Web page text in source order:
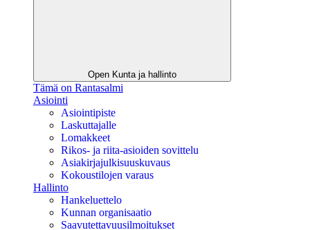
Open Kunta ja hallinto
Tämä on Rantasalmi
Asiointi
Asiointipiste
Laskuttajalle
Lomakkeet
Rikos- ja riita-asioiden sovittelu
Asiakirjajulkisuuskuvaus
Kokoustilojen varaus
Hallinto
Hankeluettelo
Kunnan organisaatio
Saavutettavuusilmoitukset